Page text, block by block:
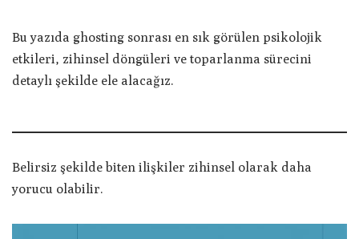
Bu yazıda ghosting sonrası en sık görülen psikolojik
etkileri, zihinsel döngüleri ve toparlanma sürecini
detaylı şekilde ele alacağız.
Belirsiz şekilde biten ilişkiler zihinsel olarak daha
yorucu olabilir.